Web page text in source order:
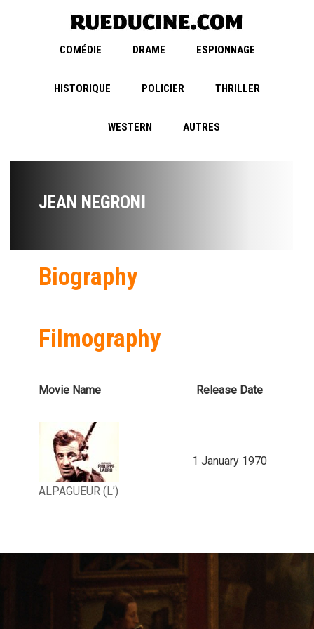
COMÉDIE DRAME ESPIONNAGE
HISTORIQUE POLICIER THRILLER
WESTERN AUTRES
JEAN NEGRONI
Biography
Filmography
Movie Name Release Date
ALPAGUEUR (L’)
1 January 1970